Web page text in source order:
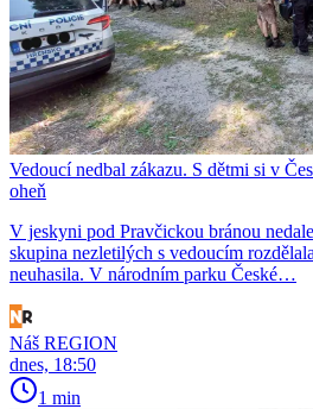
Vedoucí nedbal zákazu. S dětmi si v
oheň
V jeskyni pod Pravčickou bránou
skupina nezletilých s vedoucím
neuhasila. V národním parku České…
Náš REGION
dnes, 18:50
1 min